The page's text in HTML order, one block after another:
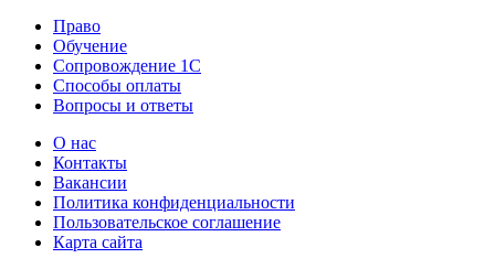
Право
Обучение
Сопровождение 1С
Способы оплаты
Вопросы и ответы
О нас
Контакты
Вакансии
Политика конфиденциальности
Пользовательское соглашение
Карта сайта